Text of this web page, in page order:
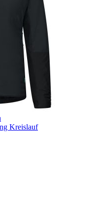
Kreislauf